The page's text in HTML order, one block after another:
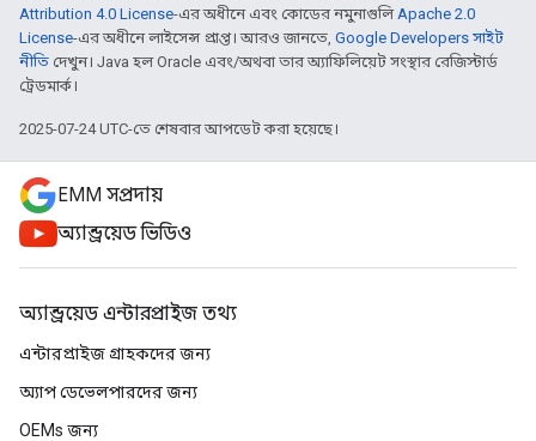
Attribution 4.0 License-এর অধীনে এবং কোডের নমুনাগুলিApache 2.0
License-এর অধীনে লাইসেন্স প্রাপ্ত। আরও জানতে, Google Developers সাইট
নীতি দেখুন। Java হল Oracle এবং/অথবা তার অ্যাফিলিয়েট সংস্থার রেজিস্টার্ড
ট্রেডমার্ক।
2025-07-24 UTC-তে শেষবার আপডেট করা হয়েছে।
EMM সম্প্রদায়
অ্যান্ড্রয়েড ভিডিও
অ্যান্ড্রয়েড এন্টারপ্রাইজ তথ্য
এন্টারপ্রাইজ গ্রাহকদের জন্য
অ্যাপ ডেভেলপারদের জন্য
OEMs জন্য